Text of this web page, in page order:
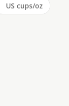
US cups/oz